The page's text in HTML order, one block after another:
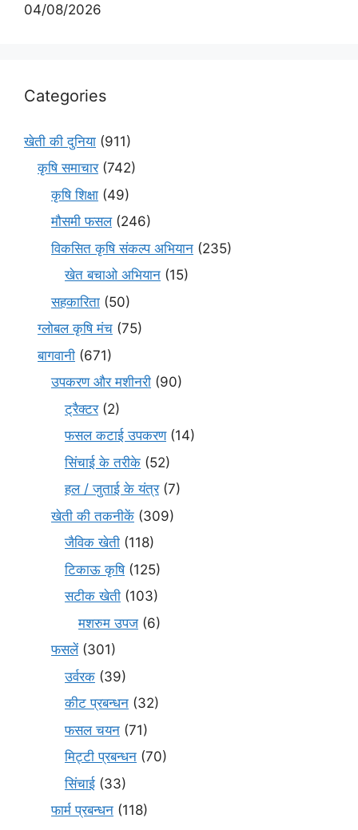
04/08/2026
Categories
खेती की दुनिया (911)
कृषि समाचार(742)
कृषि शिक्षा (49)
मौसमी फसल(246)
विकसित कृषि संकल्प अभियान (235)
खेत बचाओ अभियान (15)
सहकारिता (50)
ग्लोबल कृषि मंच (75)
बागवानी (671)
उपकरण और मशीनरी (90)
ट्रैक्टर(2)
फसल कटाई उपकरण(14)
सिंचाई के तरीके (52)
हल / जुताई के यंत्र(7)
खेती की तकनीकें (309)
जैविक खेती (118)
टिकाऊ कृषि(125)
सटीक खेती (103)
मशरुम उपज (6)
फसलें(301)
उर्वरक (39)
कीट प्रबन्धन (32)
फसल चयन (71)
मि‌ट्टी प्रबन्धन (70)
सिंचाई (33)
फार्म प्रबन्धन (118)